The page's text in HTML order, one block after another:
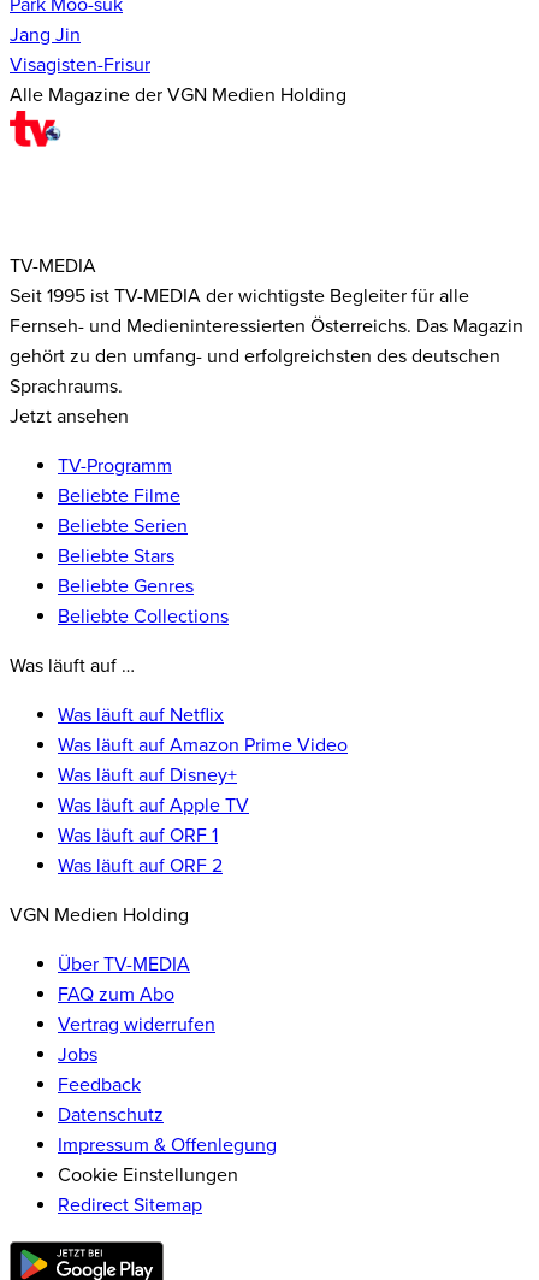
Park Moo-suk
Jang Jin
Visagisten-Frisur
Alle Magazine der VGN Medien Holding
TV-MEDIA
Seit 1995 ist TV-MEDIA der wichtigste Begleiter für alle
Fernseh- und Medieninteressierten Österreichs. Das Magazin
gehört zu den umfang- und erfolgreichsten des deutschen
Sprachraums.
Jetzt ansehen
TV-Programm
Beliebte Filme
Beliebte Serien
Beliebte Stars
Beliebte Genres
Beliebte Collections
Was läuft auf …
Was läuft auf Netflix
Was läuft auf Amazon Prime Video
Was läuft auf Disney+
Was läuft auf Apple TV
Was läuft auf ORF 1
Was läuft auf ORF 2
VGN Medien Holding
Über TV-MEDIA
FAQ zum Abo
Vertrag widerrufen
Jobs
Feedback
Datenschutz
Impressum & Offenlegung
Cookie Einstellungen
Redirect Sitemap